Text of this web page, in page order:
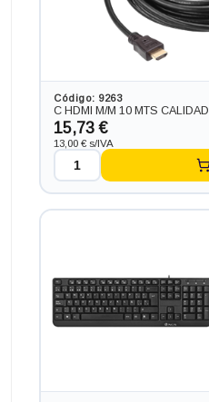
Código: 9263
C HDMI M/M 10 MTS CALIDAD
15,73 €
13,00 € s/IVA